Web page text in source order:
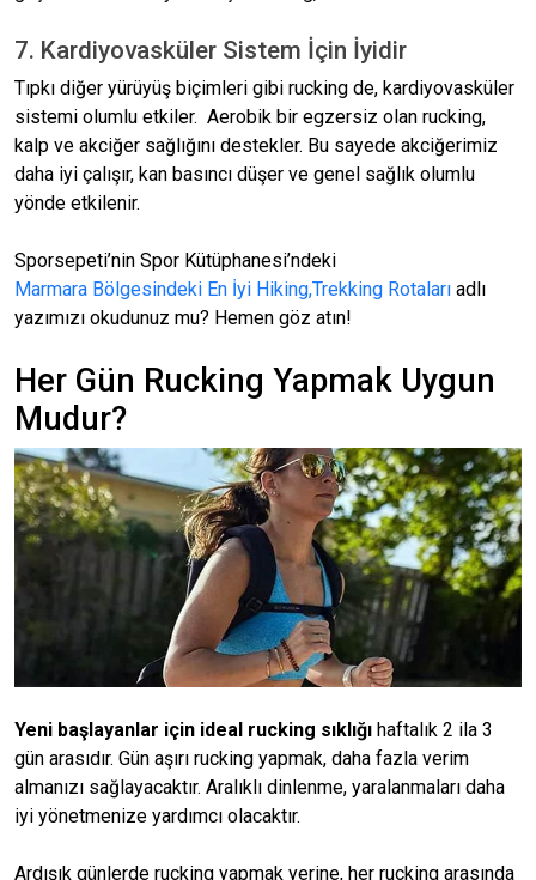
7. Kardiyovasküler Sistem İçin İyidir
Tıpkı diğer yürüyüş biçimleri gibi rucking de, kardiyovasküler
sistemi olumlu etkiler. Aerobik bir egzersiz olan rucking,
kalp ve akciğer sağlığını destekler. Bu sayede akciğerimiz
daha iyi çalışır, kan basıncı düşer ve genel sağlık olumlu
yönde etkilenir.
Sporsepeti’nin Spor Kütüphanesi’ndeki
Marmara Bölgesindeki En İyi Hiking,Trekking Rotaları adlı
yazımızı okudunuz mu? Hemen göz atın!
Her Gün Rucking Yapmak Uygun
Mudur?
Yeni başlayanlar için ideal rucking sıklığı haftalık 2 ila 3
gün arasıdır. Gün aşırı rucking yapmak, daha fazla verim
almanızı sağlayacaktır. Aralıklı dinlenme, yaralanmaları daha
iyi yönetmenize yardımcı olacaktır.
Ardışık günlerde rucking yapmak yerine, her rucking arasında